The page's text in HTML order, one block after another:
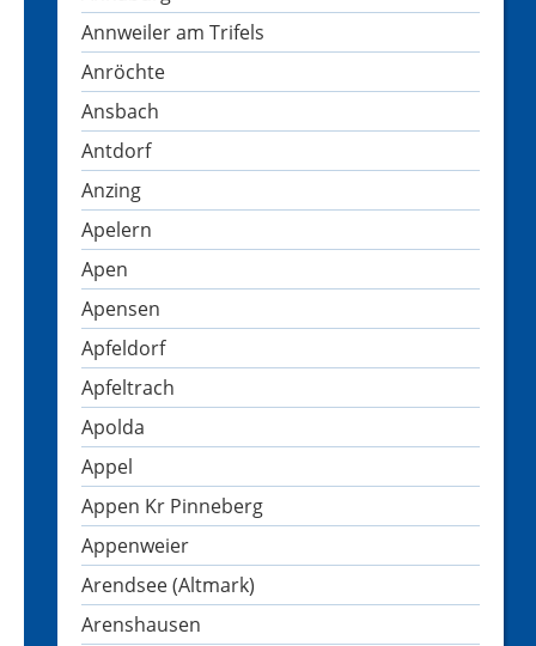
Annweiler am Trifels
Anröchte
Ansbach
Antdorf
Anzing
Apelern
Apen
Apensen
Apfeldorf
Apfeltrach
Apolda
Appel
Appen Kr Pinneberg
Appenweier
Arendsee (Altmark)
Arenshausen